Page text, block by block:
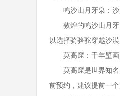
鸣沙山月牙泉：沙
敦煌的鸣沙山月牙
以选择骑骆驼穿越沙
莫高窟：千年壁画
莫高窟是世界知名
前预约，建议提前一